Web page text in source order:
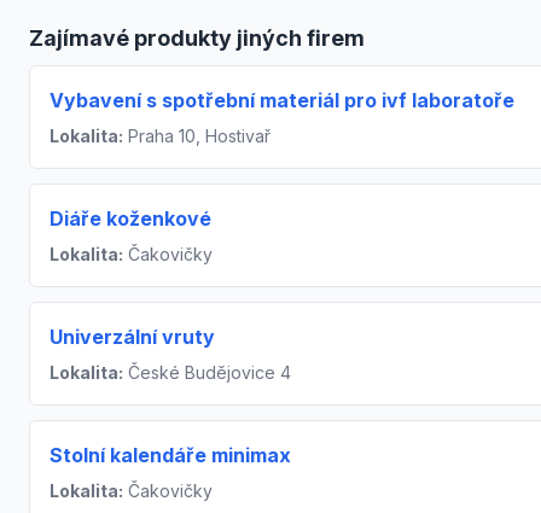
Zajímavé produkty jiných firem
Vybavení s spotřební materiál pro ivf laboratoře
Lokalita: Praha 10, Hostivař
Diáře koženkové
Lokalita: Čakovičky
Univerzální vruty
Lokalita: České Budějovice 4
Stolní kalendáře minimax
Lokalita: Čakovičky